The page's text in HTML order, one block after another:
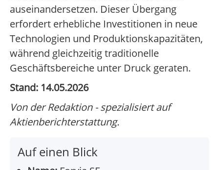
auseinandersetzen. Dieser Übergang
erfordert erhebliche Investitionen in neue
Technologien und Produktionskapazitäten,
während gleichzeitig traditionelle
Geschäftsbereiche unter Druck geraten.
Stand: 14.05.2026
Von der Redaktion - spezialisiert auf
Aktienberichterstattung.
Auf einen Blick